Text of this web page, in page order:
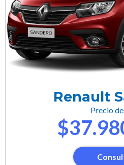
Renault
Precio